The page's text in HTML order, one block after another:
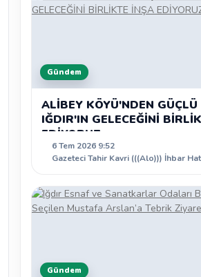
Gündem
ALİBEY KÖYÜ'NDEN GÜÇLÜ
IĞDIR'IN GELECEĞİNİ
EDİYORUZ
6 Tem 2026 9:52
Gazeteci Tahir Kavri (((Alo))) İhbar
Gündem